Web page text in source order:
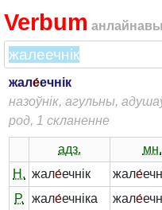
Verbum анлайнавы
жале́ечнік
назоўнік, агульны,
род, 1 скланенне
адз.
мн.
Н. жале́ечнік жале́
Р.
жале́ечніка жале́